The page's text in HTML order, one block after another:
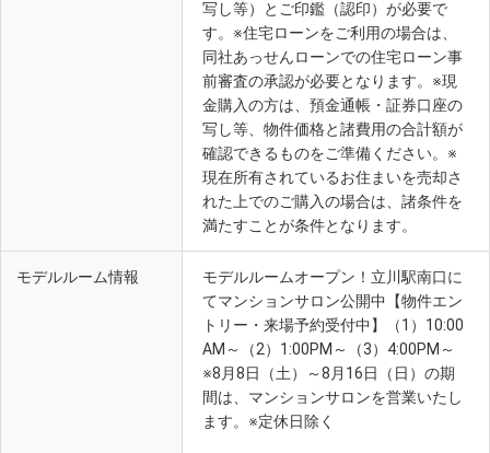
写し等）とご印鑑（認印）が必要で
す。※住宅ローンをご利用の場合は、
同社あっせんローンでの住宅ローン事
前審査の承認が必要となります。※現
金購入の方は、預金通帳・証券口座の
写し等、物件価格と諸費用の合計額が
確認できるものをご準備ください。※
現在所有されているお住まいを売却さ
れた上でのご購入の場合は、諸条件を
満たすことが条件となります。
モデルルーム情報
モデルルームオープン！立川駅南口に
てマンションサロン公開中【物件エン
トリー・来場予約受付中】（1）10:00
AM～（2）1:00PM～（3）4:00PM～
※8月8日（土）～8月16日（日）の期
間は、マンションサロンを営業いたし
ます。※定休日除く